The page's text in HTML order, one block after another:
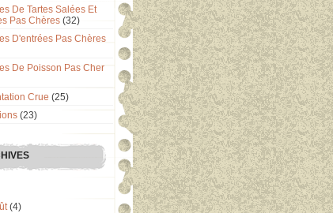
De Tartes Salées Et
Pas Chères (32)
D'entrées Pas Chères
De Poisson Pas Cher
Crue (25)
(23)
(4)